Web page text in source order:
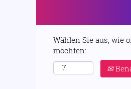
Wählen Sie aus, wie
möchten: